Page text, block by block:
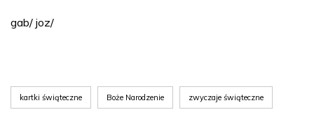
gab/ joz/
kartki świąteczne Boże Narodzenie zwyczaje świąteczne